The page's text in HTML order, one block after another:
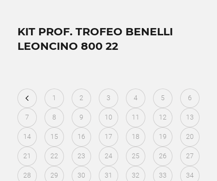
KIT PROF. TROFEO BENELLI
LEONCINO 800 22
1 2 3 4 5 6
7 8 9 10 11 12 13
14 15 16 17 18 19 20
21 22 23 24 25 26 27
28 29 30 31 32 33 34